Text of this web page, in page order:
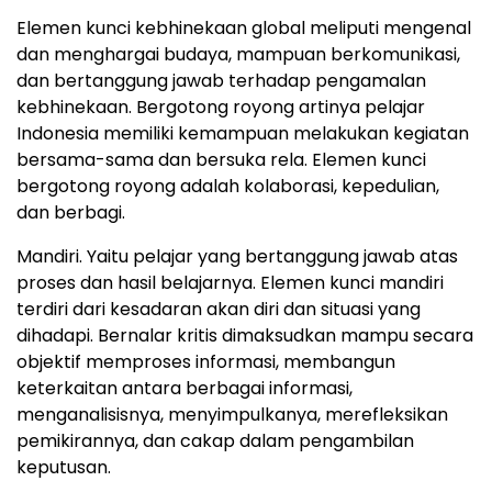
Elemen kunci kebhinekaan global meliputi mengenal
dan menghargai budaya, mampuan berkomunikasi,
dan bertanggung jawab terhadap pengamalan
kebhinekaan. Bergotong royong artinya pelajar
Indonesia memiliki kemampuan melakukan kegiatan
bersama-sama dan bersuka rela. Elemen kunci
bergotong royong adalah kolaborasi, kepedulian,
dan berbagi.
Mandiri. Yaitu pelajar yang bertanggung jawab atas
proses dan hasil belajarnya. Elemen kunci mandiri
terdiri dari kesadaran akan diri dan situasi yang
dihadapi. Bernalar kritis dimaksudkan mampu secara
objektif memproses informasi, membangun
keterkaitan antara berbagai informasi,
menganalisisnya, menyimpulkanya, merefleksikan
pemikirannya, dan cakap dalam pengambilan
keputusan.